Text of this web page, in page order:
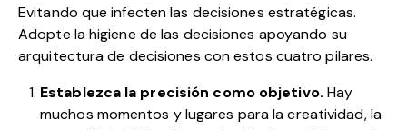
Evitando que infecten las decisiones estratégicas.
Adopte la higiene de las decisiones apoyando su
arquitectura de decisiones con estos cuatro pilares.
Establezca la precisión como objetivo. Hay
muchos momentos y lugares para la creatividad, la